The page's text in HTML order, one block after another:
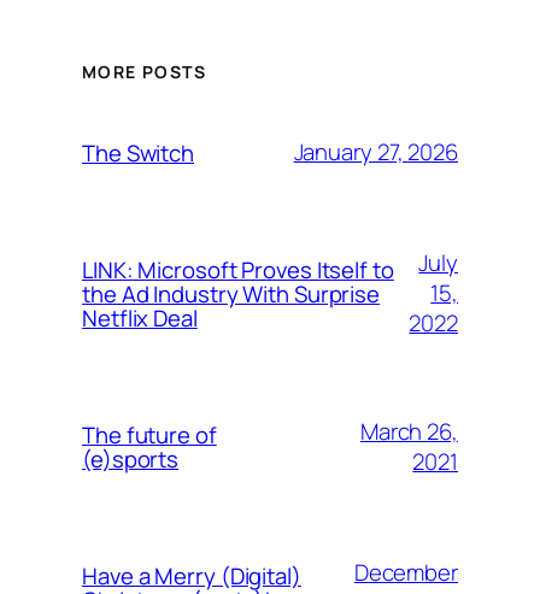
MORE POSTS
The Switch January 27, 2026
LINK: Microsoft Proves Itself to
the Ad Industry With Surprise
Netflix Deal
July
15,
2022
The future of
(e)sports
March 26,
2021
Have a Merry (Digital)
December